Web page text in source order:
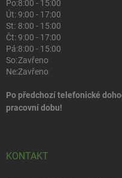
Po:8:00 - 15:00
Út:9:00 - 17:00
St: 8:00 - 15:00
Čt:9:00 - 17:00
Pá:8:00 - 15:00
So:Zavřeno
Ne:Zavřeno
Po předchozí telefonické
pracovní dobu!
KONTAKT